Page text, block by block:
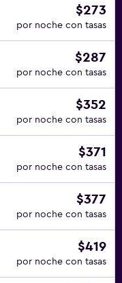
$273
por noche con tasas
$287
por noche con tasas
$352
por noche con tasas
$371
por noche con tasas
$377
por noche con tasas
$419
por noche con tasas